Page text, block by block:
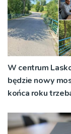
W centrum
będzie nowy
końca roku